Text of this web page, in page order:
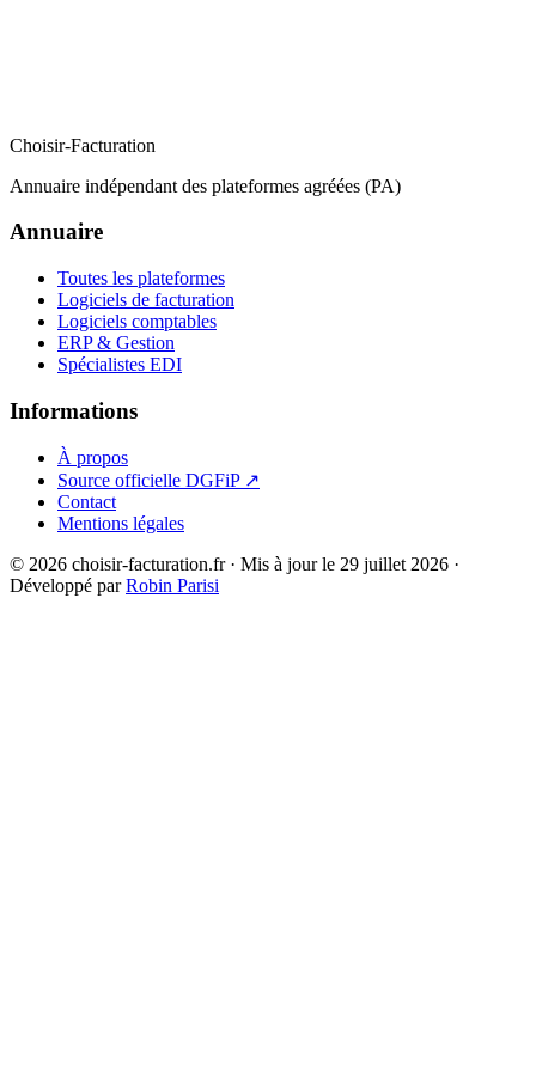
Choisir-Facturation
Annuaire indépendant des plateformes agréées (PA)
Annuaire
Toutes les plateformes
Logiciels de facturation
Logiciels comptables
ERP & Gestion
Spécialistes EDI
Informations
À propos
Source officielle DGFiP ↗
Contact
Mentions légales
© 2026 choisir-facturation.fr · Mis à jour le 29 juillet 2026 ·
Développé parRobin Parisi